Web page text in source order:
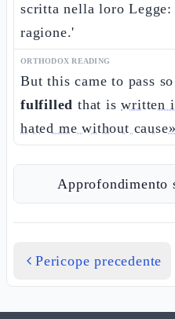
scritta nella loro
ragione.'
ORTHODOX READING
But this came to pass
fulfilled that iswritten
hated me without cause»
Approfondimento
Pericope precedente